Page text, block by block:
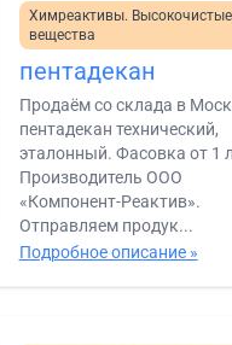
Химреактивы. Высокочистые
вещества
пентадекан
Продаём со склада в
пентадекан технический,
эталонный. Фасовка от 1
Производитель ООО
«Компонент-Реактив».
Отправляем продук...
Подробное описание »